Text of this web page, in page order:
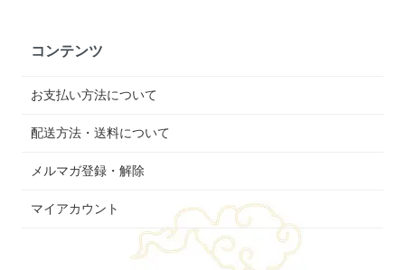
コンテンツ
お支払い方法について
配送方法・送料について
メルマガ登録・解除
マイアカウント